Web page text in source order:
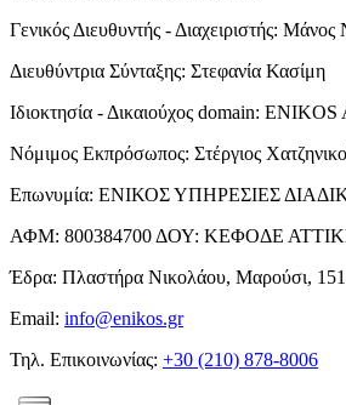
Γενικός Διευθυντής - Διαχειριστής: Μάνος
Διευθύντρια Σύνταξης: Στεφανία Κασίμη
Ιδιοκτησία - Δικαιούχος domain: ENIKOS
Νόμιμος Εκπρόσωπος: Στέργιος
Επωνυμία: ΕΝΙΚΟΣ ΥΠΗΡΕΣΙΕΣ
ΑΦΜ: 800384700 ΔΟΥ: ΚΕΦΟΔΕ
Έδρα: Πλαστήρα Νικολάου, Μαρούσι,
Email: info@enikos.gr
Τηλ. Επικοινωνίας: +30 (210) 878-8006